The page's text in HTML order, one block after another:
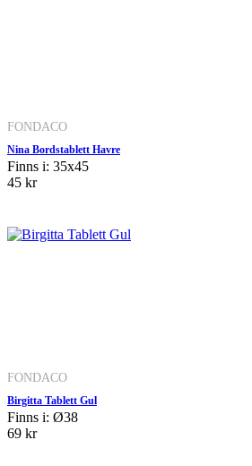
FONDACO
Nina Bordstablett Havre
Finns i: 35x45
45 kr
FONDACO
Birgitta Tablett Gul
Finns i: Ø38
69 kr